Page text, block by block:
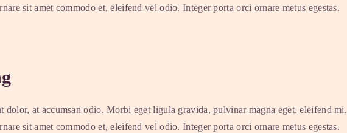
sit amet commodo et, eleifend vel odio. Integer porta orci ornare metus egestas.
dolor, at accumsan odio. Morbi eget ligula gravida, pulvinar magna eget, eleifend mi.
sit amet commodo et, eleifend vel odio. Integer porta orci ornare metus egestas.